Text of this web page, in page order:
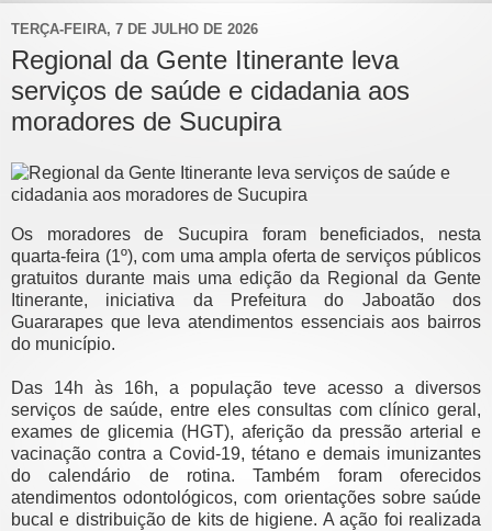
TERÇA-FEIRA, 7 DE JULHO DE 2026
Regional da Gente Itinerante leva
serviços de saúde e cidadania aos
moradores de Sucupira
Os moradores de Sucupira foram beneficiados, nesta
quarta-feira (1º), com uma ampla oferta de serviços públicos
gratuitos durante mais uma edição da Regional da Gente
Itinerante, iniciativa da Prefeitura do Jaboatão dos
Guararapes que leva atendimentos essenciais aos bairros
do município.
Das 14h às 16h, a população teve acesso a diversos
serviços de saúde, entre eles consultas com clínico geral,
exames de glicemia (HGT), aferição da pressão arterial e
vacinação contra a Covid-19, tétano e demais imunizantes
do calendário de rotina. Também foram oferecidos
atendimentos odontológicos, com orientações sobre saúde
bucal e distribuição de kits de higiene. A ação foi realizada